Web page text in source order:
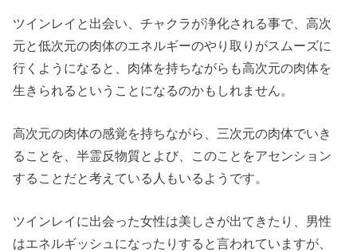
ツインレイと出会い、チャクラが浄化される事で、高次
元と低次元の肉体のエネルギーのやり取りがスムーズに
行くようになると、肉体を持ちながらも高次元の肉体を
生きられるということになるのかもしれません。
高次元の肉体の感覚を持ちながら、三次元の肉体でいき
ることを、半霊反物質とよび、このことをアセンション
することだと考えている人もいるようです。
ツインレイに出会った女性は美しさが出てきたり、男性
はエネルギッシュになったりすると言われていますが、